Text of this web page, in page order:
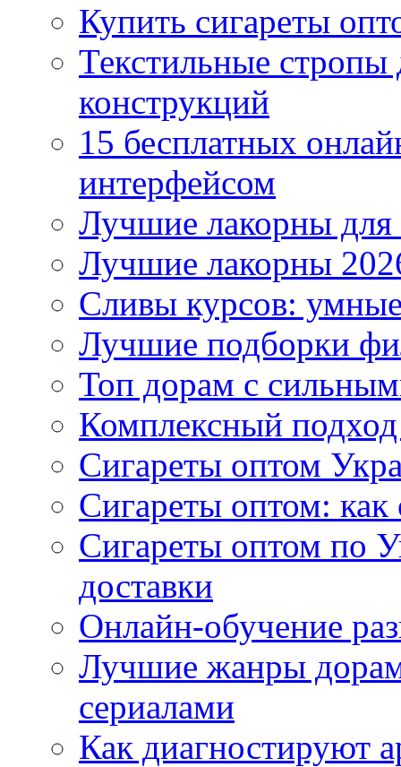
Купить сигареты
Текстильные
конструкций
15 бесплатных
интерфейсом
Лучшие лакорны для
Лучшие лакорны
Сливы курсов:
Лучшие подборки
Топ дорам с
Комплексный
Сигареты оптом
Сигареты оптом: как
Сигареты оптом по
доставки
Онлайн-обучение
Лучшие жанры дорам
сериалами
Как диагностируют